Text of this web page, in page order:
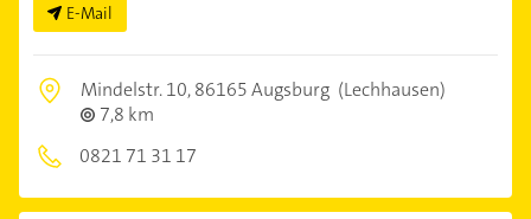
E-Mail
Mindelstr. 10,86165 Augsburg (Lechhausen)
7,8 km
0821 71 31 17